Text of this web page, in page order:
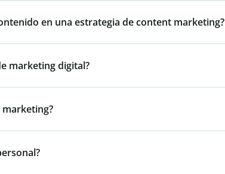
en una estrategia de content marketing?
marketing digital?